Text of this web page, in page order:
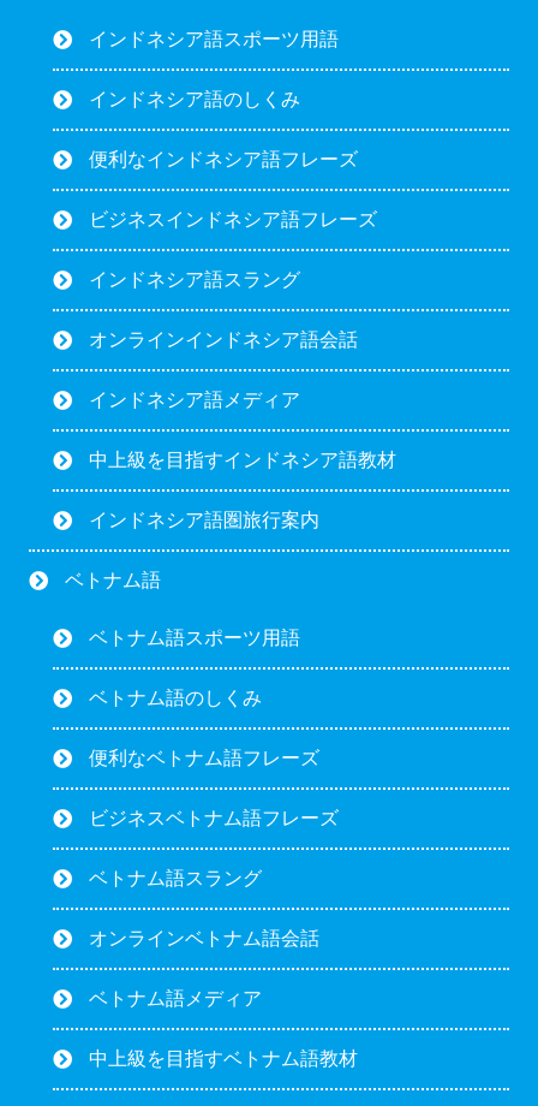
インドネシア語スポーツ用語
インドネシア語のしくみ
便利なインドネシア語フレーズ
ビジネスインドネシア語フレーズ
インドネシア語スラング
オンラインインドネシア語会話
インドネシア語メディア
中上級を目指すインドネシア語教材
インドネシア語圏旅行案内
ベトナム語
ベトナム語スポーツ用語
ベトナム語のしくみ
便利なベトナム語フレーズ
ビジネスベトナム語フレーズ
ベトナム語スラング
オンラインベトナム語会話
ベトナム語メディア
中上級を目指すベトナム語教材